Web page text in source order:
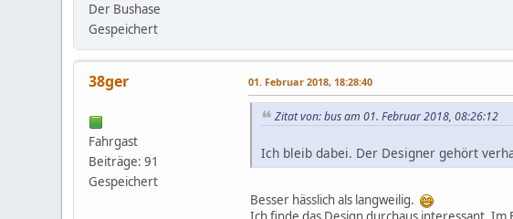
Der Bushase
Gespeichert
38ger
Fahrgast
Beiträge: 91
Gespeichert
01. Februar 2018, 18:28:40
Zitat von: bus am 01. Februar 2018, 08:26:12
Ich bleib dabei. Der Designer gehört
Besser hässlich als langweilig.